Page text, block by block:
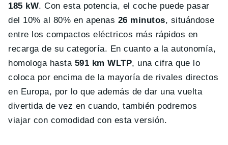
185 kW. Con esta potencia, el coche puede pasar
del 10% al 80% en apenas 26 minutos, situándose
entre los compactos eléctricos más rápidos en
recarga de su categoría. En cuanto a la autonomía,
homologa hasta 591 km WLTP, una cifra que lo
coloca por encima de la mayoría de rivales directos
en Europa, por lo que además de dar una vuelta
divertida de vez en cuando, también podremos
viajar con comodidad con esta versión.